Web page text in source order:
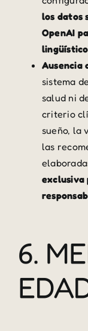
los datos
OpenAI
Ausencia
sistema
salud ni
criterio
sueño, la
las
exclusiva
6.